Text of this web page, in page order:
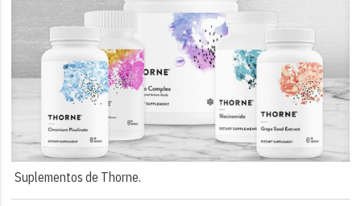
Suplementos de Thorne.